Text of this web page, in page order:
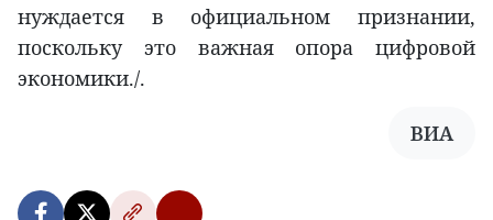
нуждается в официальном признании,
поскольку это важная опора цифровой
экономики./.
ВИА